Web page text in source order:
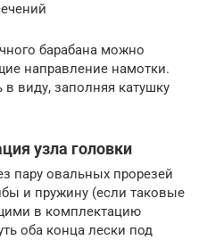
барабана можно
направление намотки.
виду, заполняя катушку
узла головки
пару овальных прорезей
и пружину (если таковые
в комплектацию
оба конца лески под